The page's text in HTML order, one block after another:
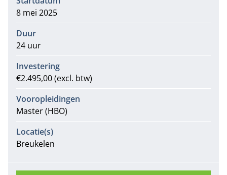
8 mei 2025
Duur
24 uur
Investering
€2.495,00 (excl. btw)
Vooropleidingen
Master (HBO)
Locatie(s)
Breukelen